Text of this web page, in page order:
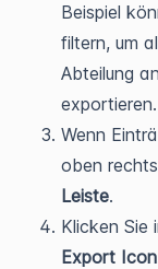
Beispiel
filtern, um
Abteilung
exportieren.
Wenn
oben
Leiste.
Klicken Sie
Export Icon